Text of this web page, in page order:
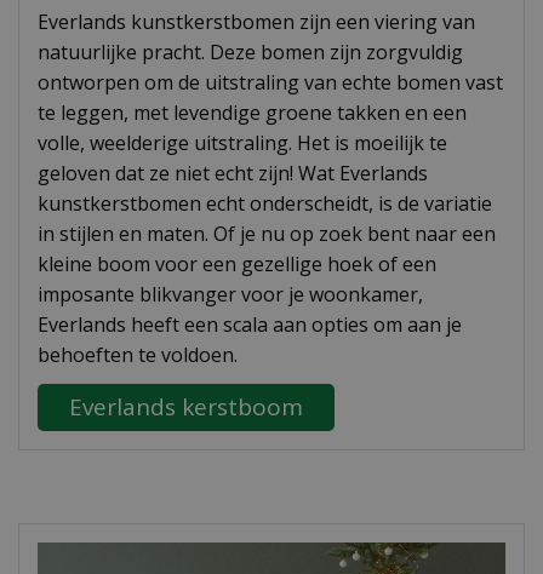
Everlands kunstkerstbomen zijn een viering van
natuurlijke pracht. Deze bomen zijn zorgvuldig
ontworpen om de uitstraling van echte bomen vast
te leggen, met levendige groene takken en een
volle, weelderige uitstraling. Het is moeilijk te
geloven dat ze niet echt zijn! Wat Everlands
kunstkerstbomen echt onderscheidt, is de variatie
in stijlen en maten. Of je nu op zoek bent naar een
kleine boom voor een gezellige hoek of een
imposante blikvanger voor je woonkamer,
Everlands heeft een scala aan opties om aan je
behoeften te voldoen.
Everlands kerstboom